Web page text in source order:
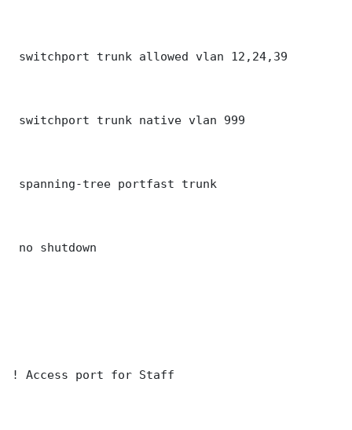
switchport trunk allowed vlan 12,24,39
switchport trunk native vlan 999
spanning-tree portfast trunk
no shutdown
! Access port for Staff